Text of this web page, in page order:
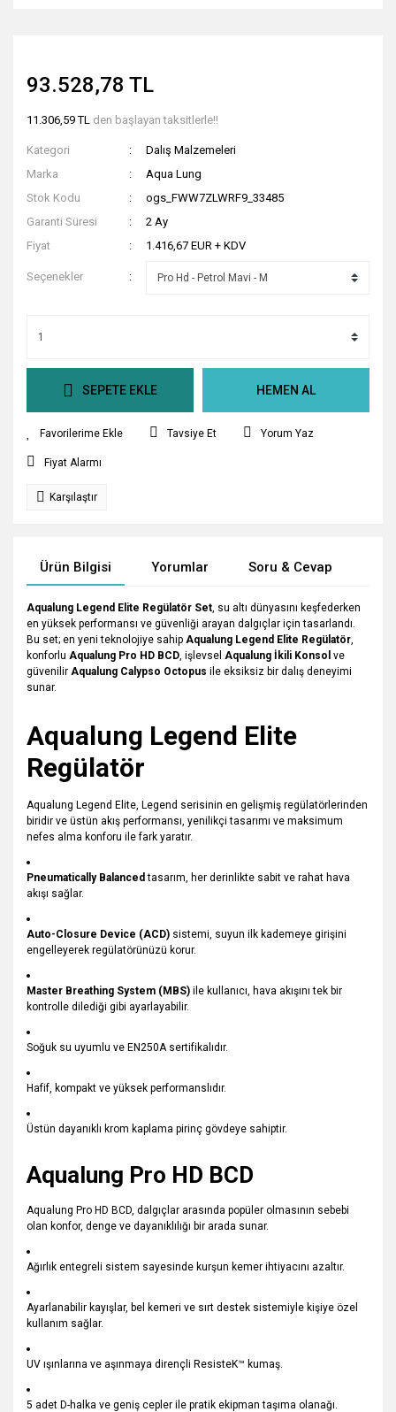
93.528,78 TL
11.306,59 TL den başlayan taksitlerle!!
Kategori
Dalış Malzemeleri
Marka
Aqua Lung
Stok Kodu
ogs_FWW7ZLWRF9_33485
Garanti Süresi
2 Ay
Fiyat
1.416,67 EUR + KDV
Seçenekler
SEPETE EKLE HEMEN AL
Tavsiye Et Yorum Yaz
Fiyat Alarmı
Karşılaştır
Ürün Bilgisi Yorumlar Soru & Cevap
Aqualung Legend Elite Regülatör Set, su altı dünyasını keşfederken
en yüksek performansı ve güvenliği arayan dalgıçlar için tasarlandı.
Bu set; en yeni teknolojiye sahip Aqualung Legend Elite Regülatör,
konforlu Aqualung Pro HD BCD, işlevsel Aqualung İkili Konsol ve
güvenilir Aqualung Calypso Octopus ile eksiksiz bir dalış deneyimi
sunar.
Aqualung Legend Elite
Regülatör
Aqualung Legend Elite, Legend serisinin en gelişmiş regülatörlerinden
biridir ve üstün akış performansı, yenilikçi tasarımı ve maksimum
nefes alma konforu ile fark yaratır.
Pneumatically Balanced tasarım, her derinlikte sabit ve rahat hava
akışı sağlar.
Auto-Closure Device (ACD) sistemi, suyun ilk kademeye girişini
engelleyerek regülatörünüzü korur.
Master Breathing System (MBS) ile kullanıcı, hava akışını tek bir
kontrolle dilediği gibi ayarlayabilir.
Soğuk su uyumlu ve EN250A sertifikalıdır.
Hafif, kompakt ve yüksek performanslıdır.
Üstün dayanıklı krom kaplama pirinç gövdeye sahiptir.
Aqualung Pro HD BCD
Aqualung Pro HD BCD, dalgıçlar arasında popüler olmasının sebebi
olan konfor, denge ve dayanıklılığı bir arada sunar.
Ağırlık entegreli sistem sayesinde kurşun kemer ihtiyacını azaltır.
Ayarlanabilir kayışlar, bel kemeri ve sırt destek sistemiyle kişiye özel
kullanım sağlar.
UV ışınlarına ve aşınmaya dirençli ResisteK™ kumaş.
5 adet D-halka ve geniş cepler ile pratik ekipman taşıma olanağı.